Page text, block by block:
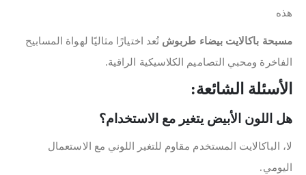
هذه
مسبحة باكالايت بيضاء طربوش تُعد اختيارًا مثاليًا لهواة المسابيح
الفاخرة ومحبي التصاميم الكلاسيكية الراقية.
الأسئلة الشائعة:
هل اللون الأبيض يتغير مع الاستخدام؟
لا، الباكالايت المستخدم مقاوم للتغير اللوني مع الاستعمال
اليومي.